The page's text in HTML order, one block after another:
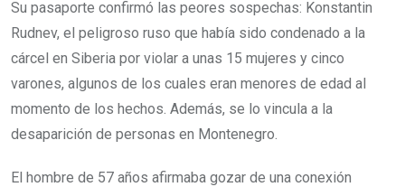
Su pasaporte confirmó las peores sospechas: Konstantin
Rudnev, el peligroso ruso que había sido condenado a la
cárcel en Siberia por violar a unas 15 mujeres y cinco
varones, algunos de los cuales eran menores de edad al
momento de los hechos. Además, se lo vincula a la
desaparición de personas en Montenegro.
El hombre de 57 años afirmaba gozar de una conexión